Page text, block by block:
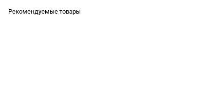
Рекомендуемые товары